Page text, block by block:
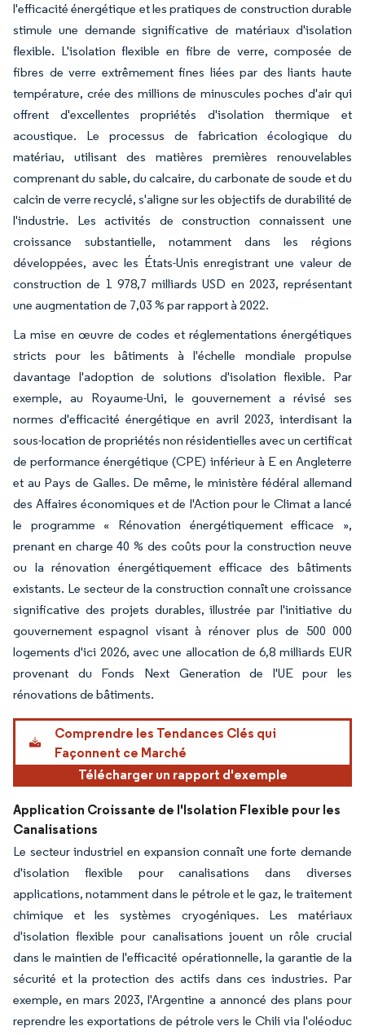
l'efficacité énergétique et les pratiques de construction durable
stimule une demande significative de matériaux d'isolation
flexible. L'isolation flexible en fibre de verre, composée de
fibres de verre extrêmement fines liées par des liants haute
température, crée des millions de minuscules poches d'air qui
offrent d'excellentes propriétés d'isolation thermique et
acoustique. Le processus de fabrication écologique du
matériau, utilisant des matières premières renouvelables
comprenant du sable, du calcaire, du carbonate de soude et du
calcin de verre recyclé, s'aligne sur les objectifs de durabilité de
l'industrie. Les activités de construction connaissent une
croissance substantielle, notamment dans les régions
développées, avec les États-Unis enregistrant une valeur de
construction de 1 978,7 milliards USD en 2023, représentant
une augmentation de 7,03 % par rapport à 2022.
La mise en œuvre de codes et réglementations énergétiques
stricts pour les bâtiments à l'échelle mondiale propulse
davantage l'adoption de solutions d'isolation flexible. Par
exemple, au Royaume-Uni, le gouvernement a révisé ses
normes d'efficacité énergétique en avril 2023, interdisant la
sous-location de propriétés non résidentielles avec un certificat
de performance énergétique (CPE) inférieur à E en Angleterre
et au Pays de Galles. De même, le ministère fédéral allemand
des Affaires économiques et de l'Action pour le Climat a lancé
le programme « Rénovation énergétiquement efficace »,
prenant en charge 40 % des coûts pour la construction neuve
ou la rénovation énergétiquement efficace des bâtiments
existants. Le secteur de la construction connaît une croissance
significative des projets durables, illustrée par l'initiative du
gouvernement espagnol visant à rénover plus de 500 000
logements d'ici 2026, avec une allocation de 6,8 milliards EUR
provenant du Fonds Next Generation de l'UE pour les
rénovations de bâtiments.
Comprendre les Tendances Clés qui
Façonnent ce Marché
Télécharger un rapport d'exemple
Application Croissante de l'Isolation Flexible pour les
Canalisations
Le secteur industriel en expansion connaît une forte demande
d'isolation flexible pour canalisations dans diverses
applications, notamment dans le pétrole et le gaz, le traitement
chimique et les systèmes cryogéniques. Les matériaux
d'isolation flexible pour canalisations jouent un rôle crucial
dans le maintien de l'efficacité opérationnelle, la garantie de la
sécurité et la protection des actifs dans ces industries. Par
exemple, en mars 2023, l'Argentine a annoncé des plans pour
reprendre les exportations de pétrole vers le Chili via l'oléoduc